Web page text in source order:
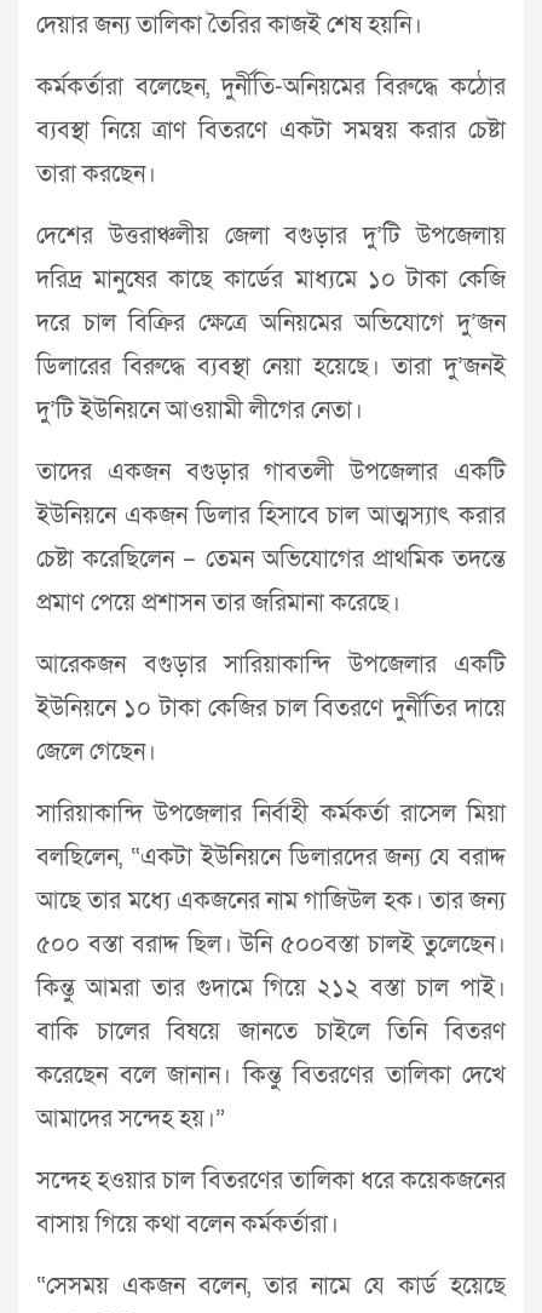
দেয়ার জন্য তালিকা তৈরির কাজই শেষ হয়নি।
কর্মকর্তারা বলেছেন, দুর্নীতি-অনিয়মের বিরুদ্ধে কঠোর
ব্যবস্থা নিয়ে ত্রাণ বিতরণে একটা সমন্বয় করার চেষ্টা
তারা করছেন।
দেশের উত্তরাঞ্চলীয় জেলা বগুড়ার দু’টি উপজেলায়
দরিদ্র মানুষের কাছে কার্ডের মাধ্যমে ১০ টাকা কেজি
দরে চাল বিক্রির ক্ষেত্রে অনিয়মের অভিযোগে দু’জন
ডিলারের বিরুদ্ধে ব্যবস্থা নেয়া হয়েছে। তারা দু’জনই
দু’টি ইউনিয়নে আওয়ামী লীগের নেতা।
তাদের একজন বগুড়ার গাবতলী উপজেলার একটি
ইউনিয়নে একজন ডিলার হিসাবে চাল আত্মস্যাৎ করার
চেষ্টা করেছিলেন – তেমন অভিযোগের প্রাথমিক তদন্তে
প্রমাণ পেয়ে প্রশাসন তার জরিমানা করেছে।
আরেকজন বগুড়ার সারিয়াকান্দি উপজেলার একটি
ইউনিয়নে ১০ টাকা কেজির চাল বিতরণে দুর্নীতির দায়ে
জেলে গেছেন।
সারিয়াকান্দি উপজেলার নির্বাহী কর্মকর্তা রাসেল মিয়া
বলছিলেন, “একটা ইউনিয়নে ডিলারদের জন্য যে বরাদ্দ
আছে তার মধ্যে একজনের নাম গাজিউল হক। তার জন্য
৫০০ বস্তা বরাদ্দ ছিল। উনি ৫০০বস্তা চালই তুলেছেন।
কিন্তু আমরা তার গুদামে গিয়ে ২১২ বস্তা চাল পাই।
বাকি চালের বিষয়ে জানতে চাইলে তিনি বিতরণ
করেছেন বলে জানান। কিন্তু বিতরণের তালিকা দেখে
আমাদের সন্দেহ হয়।”
সন্দেহ হওয়ার চাল বিতরণের তালিকা ধরে কয়েকজনের
বাসায় গিয়ে কথা বলেন কর্মকর্তারা।
“সেসময় একজন বলেন, তার নামে যে কার্ড হয়েছে